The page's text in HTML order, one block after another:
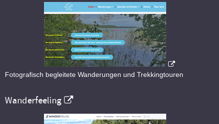
Fotografisch begleitete Wanderungen und Trekkingtouren
Wanderfeeling